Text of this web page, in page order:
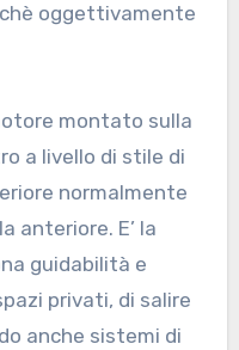
oggettivamente
montato sulla
a livello di stile di
normalmente
anteriore. E’ la
guidabilità e
privati, di salire
anche sistemi di